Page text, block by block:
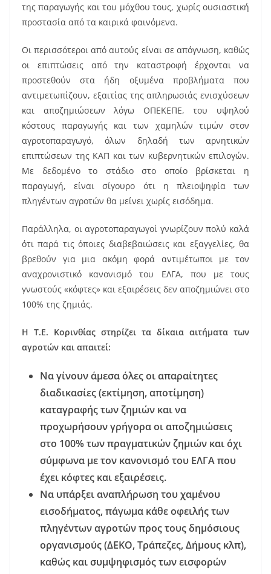
της παραγωγής και του μόχθου τους, χωρίς ουσιαστική
προστασία από τα καιρικά φαινόμενα.
Οι περισσότεροι από αυτούς είναι σε απόγνωση, καθώς
οι επιπτώσεις από την καταστροφή έρχονται να
προστεθούν στα ήδη οξυμένα προβλήματα που
αντιμετωπίζουν, εξαιτίας της απληρωσιάς ενισχύσεων
και αποζημιώσεων λόγω ΟΠΕΚΕΠΕ, του υψηλού
κόστους παραγωγής και των χαμηλών τιμών στον
αγροτοπαραγωγό, όλων δηλαδή των αρνητικών
επιπτώσεων της ΚΑΠ και των κυβερνητικών επιλογών.
Με δεδομένο το στάδιο στο οποίο βρίσκεται η
παραγωγή, είναι σίγουρο ότι η πλειοψηφία των
πληγέντων αγροτών θα μείνει χωρίς εισόδημα.
Παράλληλα, οι αγροτοπαραγωγοί γνωρίζουν πολύ καλά
ότι παρά τις όποιες διαβεβαιώσεις και εξαγγελίες, θα
βρεθούν για μια ακόμη φορά αντιμέτωποι με τον
αναχρονιστικό κανονισμό του ΕΛΓΑ, που με τους
γνωστούς «κόφτες» και εξαιρέσεις δεν αποζημιώνει στο
100% της ζημιάς.
Η Τ.Ε. Κορινθίας στηρίζει τα δίκαια αιτήματα των
αγροτών και απαιτεί:
Να γίνουν άμεσα όλες οι απαραίτητες
διαδικασίες (εκτίμηση, αποτίμηση)
καταγραφής των ζημιών και να
προχωρήσουν γρήγορα οι αποζημιώσεις
στο 100% των πραγματικών ζημιών και όχι
σύμφωνα με τον κανονισμό του ΕΛΓΑ που
έχει κόφτες και εξαιρέσεις.
Να υπάρξει αναπλήρωση του χαμένου
εισοδήματος, πάγωμα κάθε οφειλής των
πληγέντων αγροτών προς τους δημόσιους
οργανισμούς (ΔΕΚΟ, Τράπεζες, Δήμους κλπ),
καθώς και συμψηφισμός των εισφορών